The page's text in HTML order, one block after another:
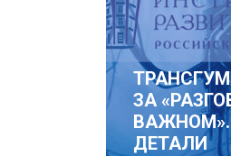
ЗА
ДЕТАЛИ